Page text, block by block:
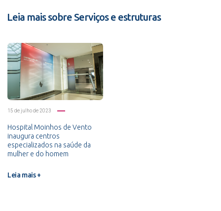
Leia mais sobre Serviços e estruturas
15 de julho de 2023
Hospital Moinhos de Vento
inaugura centros
especializados na saúde da
mulher e do homem
Leia mais +